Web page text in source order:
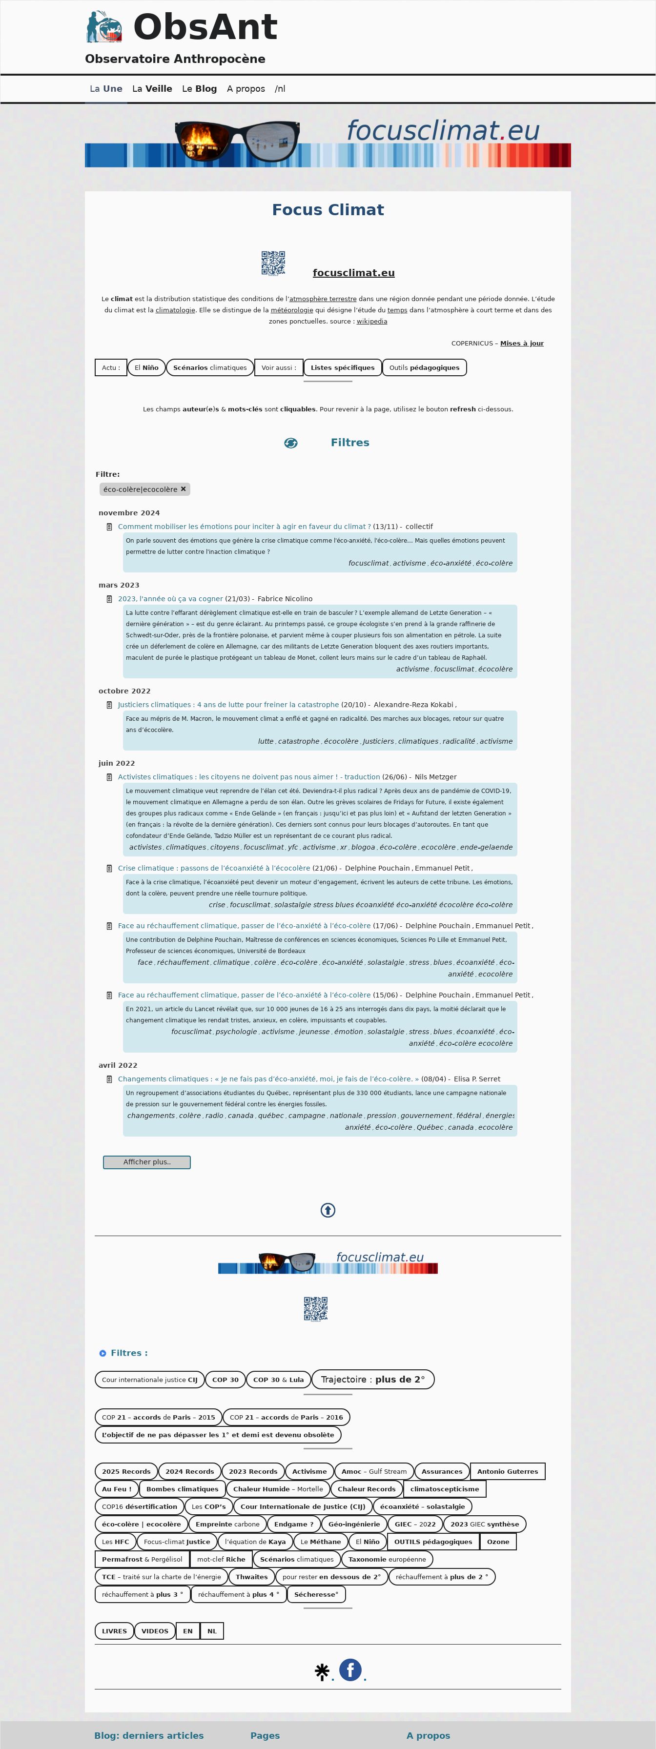
ObsAnt
Observatoire Anthropocène
La Une La Veille Le Blog A propos /nl
Focus Climat
focusclimat.eu
Le climatest la distribution statistique des conditions de l’atmosphère terrestredans une région donnée pendant une période donnée. L’étude
du climat est la climatologie. Elle se distingue de la météorologiequi désigne l’étude du temps dans l’atmosphère à court terme et dans des
zones ponctuelles. source : wikipedia
COPERNICUS – Mises à jour
Actu : El Niño Scénarios climatiques Voir aussi : Listes spécifiques Outils pédagogiques
Les champs auteur(e)s & mots-clés sont cliquables. Pour revenir à la page, utilisez le bouton refreshci-dessous.
filtre:
éco-colère|ecocolère
novembre 2024
Comment mobiliser les émotions pour inciter à agir en faveur du climat ? (13/11) - collectif
On parle souvent des émotions que génère la crise climatique comme l'éco-anxiété, l'éco-colère… Mais quelles émotions peuvent
permettre de lutter contre l'inaction climatique ?
focusclimat activisme éco-anxiété éco-colère
mars 2023
2023, l'année où ça va cogner (21/03) - Fabrice Nicolino
La lutte contre l’effarant dérèglement climatique est-elle en train de basculer ? L’exemple allemand de Letzte Generation – «
dernière génération » – est du genre éclairant. Au printemps passé, ce groupe écologiste s’en prend à la grande raffinerie de
Schwedt-sur-Oder, près de la frontière polonaise, et parvient même à couper plusieurs fois son alimentation en pétrole. La suite
crée un déferlement de colère en Allemagne, car des militants de Letzte Generation bloquent des axes routiers importants,
maculent de purée le plastique protégeant un tableau de Monet, collent leurs mains sur le cadre d’un tableau de Raphaël.
activisme focusclimat écocolère
octobre 2022
Justiciers climatiques : 4 ans de lutte pour freiner la catastrophe (20/10) - Alexandre-Reza Kokabi ,
Face au mépris de M. Macron, le mouvement climat a enflé et gagné en radicalité. Des marches aux blocages, retour sur quatre
ans d’écocolère.
lutte catastrophe écocolère Justiciers climatiques radicalité activisme
juin 2022
Activistes climatiques : les citoyens ne doivent pas nous aimer ! - traduction (26/06) - Nils Metzger
Le mouvement climatique veut reprendre de l’élan cet été. Deviendra-t-il plus radical ? Après deux ans de pandémie de COVID-19,
le mouvement climatique en Allemagne a perdu de son élan. Outre les grèves scolaires de Fridays for Future, il existe également
des groupes plus radicaux comme « Ende Gelände » (en français : jusqu’ici et pas plus loin) et « Aufstand der letzten Generation »
(en français : la révolte de la dernière génération). Ces derniers sont connus pour leurs blocages d’autoroutes. En tant que
cofondateur d’Ende Gelände, Tadzio Müller est un représentant de ce courant plus radical.
activistes climatiques citoyens focusclimat yfc activisme xr blogoa éco-colère ecocolère ende-gelaende
Crise climatique : passons de l’écoanxiété à l’écocolère (21/06) - Delphine Pouchain , Emmanuel Petit ,
Face à la crise climatique, l’écoanxiété peut devenir un moteur d’engagement, écrivent les auteurs de cette tribune. Les émotions,
dont la colère, peuvent prendre une réelle tournure politique.
crise focusclimat solastalgie stress blues écoanxiété éco-anxiété écocolère éco-colère
Face au réchauffement climatique, passer de l’éco-anxiété à l’éco-colère (17/06) - Delphine Pouchain , Emmanuel Petit ,
Une contribution de Delphine Pouchain, Maîtresse de conférences en sciences économiques, Sciences Po Lille et Emmanuel Petit,
Professeur de sciences économiques, Université de Bordeaux
face réchauffement climatique colère éco-colère éco-anxiété solastalgie stress blues écoanxiété
éco-
anxiété
ecocolère
Face au réchauffement climatique, passer de l’éco-anxiété à l’éco-colère (15/06) - Delphine Pouchain , Emmanuel Petit ,
En 2021, un article du Lancet révélait que, sur 10 000 jeunes de 16 à 25 ans interrogés dans dix pays, la moitié déclarait que le
changement climatique les rendait tristes, anxieux, en colère, impuissants et coupables.
focusclimat psychologie activisme jeunesse émotion solastalgie stress blues écoanxiété
éco-
anxiété
éco-colère ecocolère
avril 2022
Changements climatiques : « Je ne fais pas d’éco-anxiété, moi, je fais de l’éco-colère. » (08/04) - Elisa P. Serret
Un regroupement d’associations étudiantes du Québec, représentant plus de 330 000 étudiants, lance une campagne nationale
de pression sur le gouvernement fédéral contre les énergies fossiles.
changements colère radio canada québec campagne nationale pression gouvernement fédéral énergies
anxiété
éco-colère Québec canada ecocolère
Afficher plus..
Cour internationale justice CIJ COP 30 COP 30 & Lula Trajectoire : plus de 2°
COP 21 – accords de Paris – 2015 COP 21 – accords de Paris – 2016
L’objectif de ne pas dépasser les 1° et demi est devenu obsolète
2025 Records 2024 Records 2023 Records Activisme Amoc – Gulf Stream Assurances Antonio Guterres
Au Feu ! Bombes climatiques Chaleur Humide – Mortelle Chaleur Records climatoscepticisme
COP16 désertification Les COP’s Cour Internationale de Justice (CIJ) écoanxiété – solastalgie
éco-colère | ecocolère Empreinte carbone Endgame ? Géo-ingénierie GIEC – 2022 2023 GIEC synthèse
Les HFC Focus-climat Justice l’équation de Kaya Le Méthane El Niño OUTILS pédagogiques Ozone
Permafrost & Pergélisol mot-clef Riche Scénarios climatiques Taxonomie européenne
TCE – traité sur la charte de l’énergie Thwaites pour rester en dessous de 2° réchauffement à plus de 2 °
réchauffement à plus 3 ° réchauffement à plus 4 ° Sécheresse°
LIVRES VIDEOS EN NL
Blog: derniers articles Pages A propos